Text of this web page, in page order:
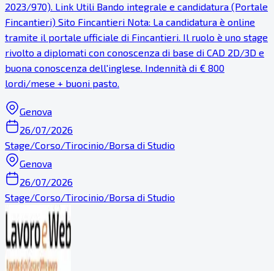
2023/970). Link Utili Bando integrale e candidatura (Portale
Fincantieri) Sito Fincantieri Nota: La candidatura è online
tramite il portale ufficiale di Fincantieri. Il ruolo è uno stage
rivolto a diplomati con conoscenza di base di CAD 2D/3D e
buona conoscenza dell'inglese. Indennità di € 800
lordi/mese + buoni pasto.
Genova
26/07/2026
Stage/Corso/Tirocinio/Borsa di Studio
Genova
26/07/2026
Stage/Corso/Tirocinio/Borsa di Studio